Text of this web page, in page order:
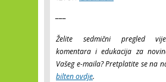
Želite sedmični pregled
komentara i edukacija za
Vašeg e-maila? Pretplatite se na
bilten ovdje.